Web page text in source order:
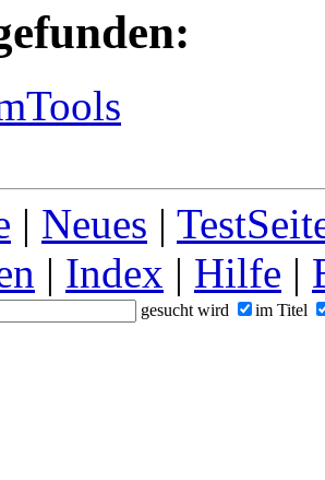
| Neues |
| Index | Hilfe |
gesucht wird im Titel